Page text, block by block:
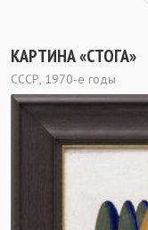
КАРТИНА «СТОГА»
СССР, 1970-е годы